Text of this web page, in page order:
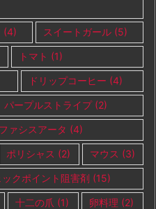
(4) スイートガール (5)
トマト (1)
ドリップコーヒー (4)
パープルストライプ(2)
ファシスアータ (4)
ポリシャス (2) マウス (3)
クポイント阻害剤 (15)
十二の爪 (1) 卵料理 (2)